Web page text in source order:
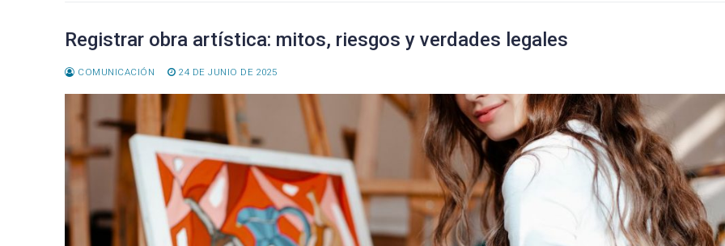
Registrar obra artística: mitos, riesgos y verdades legales
COMUNICACIÓN 24 DE JUNIO DE 2025